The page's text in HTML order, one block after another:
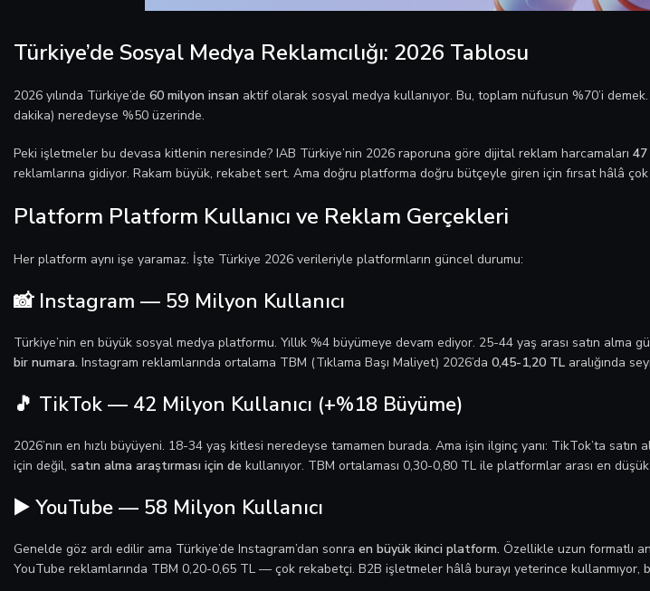
Türkiye’de Sosyal Medya Reklamcılığı: 2026 Tablosu
2026 yılında Türkiye’de 60 milyon insan aktif olarak sosyal medya kullanıyor. Bu, toplam nüfusun %70’i
dakika) neredeyse %50 üzerinde.
Peki işletmeler bu devasa kitlenin neresinde? IAB Türkiye’nin 2026 raporuna göre dijital reklam harcamaları 47
reklamlarına gidiyor. Rakam büyük, rekabet sert. Ama doğru platforma doğru bütçeyle giren için fırsat hâlâ çok
Platform Platform Kullanıcı ve Reklam Gerçekleri
Her platform aynı işe yaramaz. İşte Türkiye 2026 verileriyle platformların güncel durumu:
📸 Instagram — 59 Milyon Kullanıcı
Türkiye’nin en büyük sosyal medya platformu. Yıllık %4 büyümeye devam ediyor. 25-44 yaş arası satın alma
bir numara. Instagram reklamlarında ortalama TBM (Tıklama Başı Maliyet) 2026’da 0,45-1,20 TL aralığında
🎵 TikTok — 42 Milyon Kullanıcı (+%18 Büyüme)
2026’nın en hızlı büyüyeni. 18-34 yaş kitlesi neredeyse tamamen burada. Ama işin ilginç yanı: TikTok’ta satın
için değil, satın alma araştırması için de kullanıyor. TBM ortalaması 0,30-0,80 TL ile platformlar arası en
▶️ YouTube — 58 Milyon Kullanıcı
Genelde göz ardı edilir ama Türkiye’de Instagram’dan sonra en büyük ikinci platform. Özellikle uzun formatlı
YouTube reklamlarında TBM 0,20-0,65 TL — çok rekabetçi. B2B işletmeler hâlâ burayı yeterince kullanmıyor,